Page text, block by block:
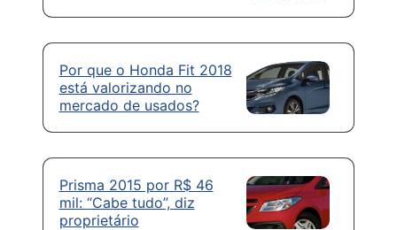
Por que o Honda Fit 2018
está valorizando no
mercado de usados?
Prisma 2015 por R$ 46
mil: “Cabe tudo”, diz
proprietário